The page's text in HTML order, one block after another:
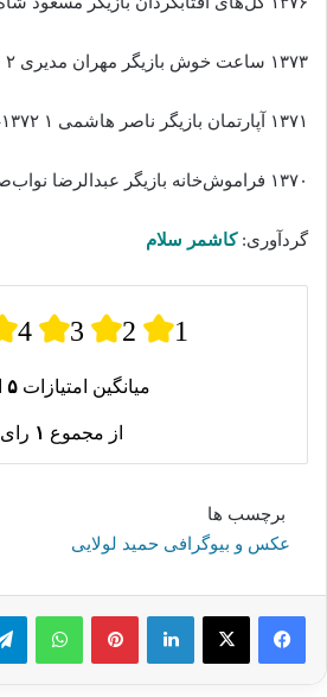
۱۳۷۳ ساعت خوش بازیگر مهران مدیری ۲ ۱۳۷۶
۱۳۷۱ آپارتمان بازیگر ناصر هاشمی ۱ ۱۳۷۲–۱۳۷۱
۱۳۷۰ فراموش‌خانه بازیگر عبدالرضا نواب‌صفوی ۱ ۱۳۷۰
گردآوری:کاشمر سلام
4 3 2 1
میانگین امتیازات ۵
از مجموع ۱ رای
برچسب ها
عکس و بیوگرافی حمید لولایی
لینکدین پینترستواتس آپ